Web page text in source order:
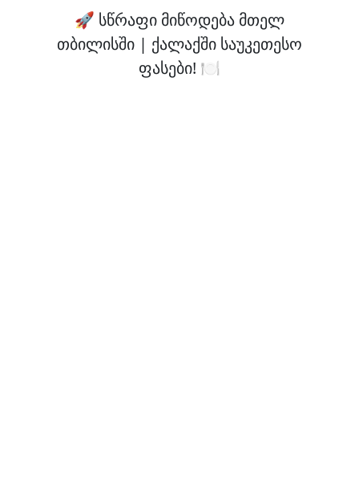
🚀 სწრაფი მიწოდება მთელ
თბილისში | ქალაქში საუკეთესო
ფასები! 🍽️